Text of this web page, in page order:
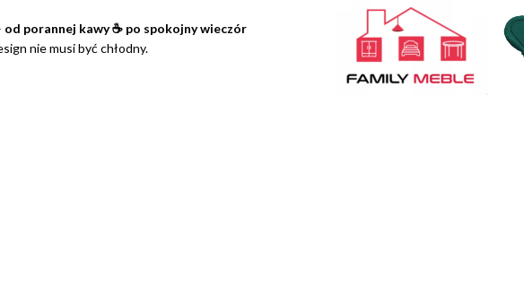
od porannej kawy ☕ po spokojny wieczór
nie musi być chłodny.